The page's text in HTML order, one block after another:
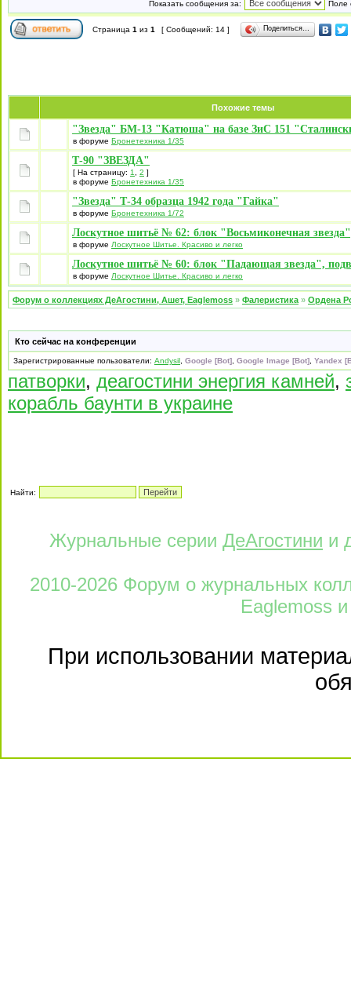
Показать сообщения за: Поле
Страница 1 из 1 [ Сообщений: 14 ] Поделиться…
Похожие темы
"Звезда" БМ-13 "Катюша" на базе ЗиС 151
в форуме Бронетехника 1/35
Т-90 "ЗВЕЗДА"
[ На страницу: 1 2 ]
в форуме Бронетехника 1/35
"Звезда" Т-34 образца 1942 года "Гайка"
в форуме Бронетехника 1/72
Лоскутное шитьё № 62: блок "Восьмиконечная
в форуме Лоскутное Шитье. Красиво и легко
Лоскутное шитьё № 60: блок "Падающая звезда",
в форуме Лоскутное Шитье. Красиво и легко
Форум о коллекциях ДеАгостини, Ашет, Eaglemoss » Фалеристика » Ордена
Кто сейчас на конференции
Зарегистрированные пользователи: Andysil Google [Bot] Google Image [Bot] Yandex
патворки, деагостини энергия камней,
корабль баунти в украине
Найти:
Журнальные серии ДеАгостини и
2010-2026 Форум о журнальных
Eaglemoss и
При использовании